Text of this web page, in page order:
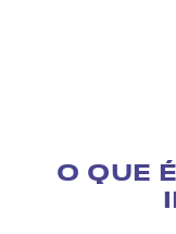
O QUE